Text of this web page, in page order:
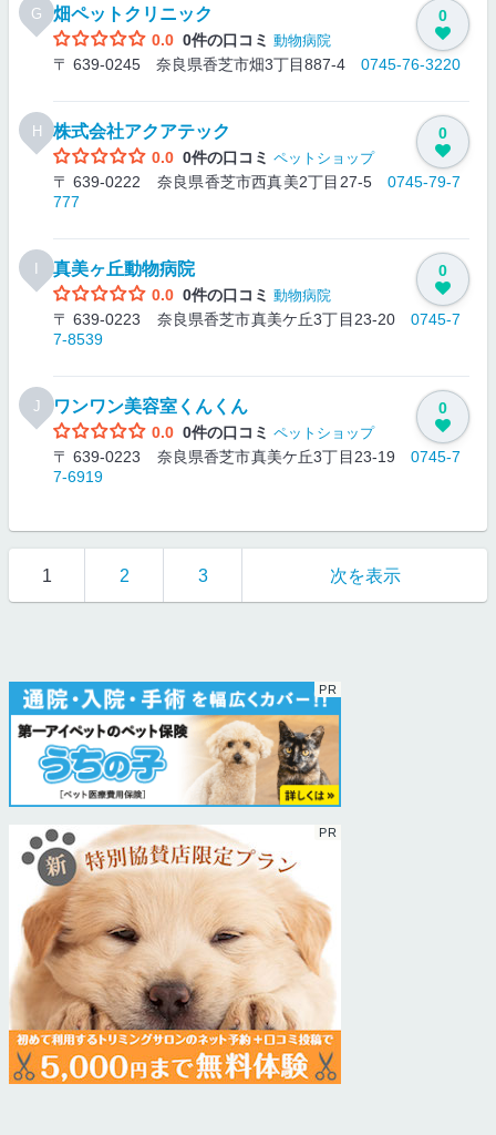
G 畑ペットクリニック
0.0 0件の口コミ 動物病院
〒 639-0245 奈良県香芝市畑3丁目887-4 0745-76-3220
0
H 株式会社アクアテック
0.0 0件の口コミ ペットショップ
〒 639-0222 奈良県香芝市西真美2丁目27-5 0745-79-7
777
0
真美ヶ丘動物病院
0.0 0件の口コミ 動物病院
〒 639-0223 奈良県香芝市真美ケ丘3丁目23-20 0745-7
7-8539
0
J ワンワン美容室くんくん
0.0 0件の口コミ ペットショップ
〒 639-0223 奈良県香芝市真美ケ丘3丁目23-19 0745-7
7-6919
0
1 2 3 次を表示